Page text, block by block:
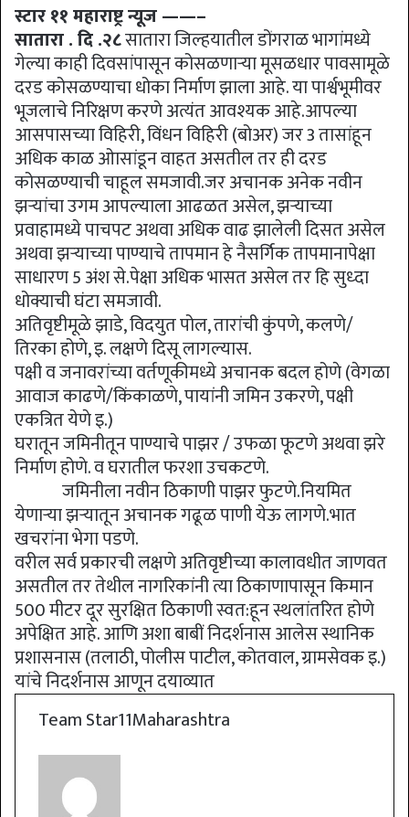
स्टार ११ महाराष्ट्र न्यूज ——–
सातारा . दि .२८सातारा जिल्हयातील डोंगराळ भागांमध्ये
गेल्या काही दिवसांपासून कोसळणाऱ्या मूसळधार पावसामूळे
दरड कोसळण्याचा धोका निर्माण झाला आहे. या पार्श्वभूमीवर
भूजलाचे निरिक्षण करणे अत्यंत आवश्यक आहे.आपल्या
आसपासच्या विहिरी, विंधन विहिरी (बोअर) जर 3 तासांहून
अधिक काळ ओासांडून वाहत असतील तर ही दरड
कोसळण्याची चाहूल समजावी.जर अचानक अनेक नवीन
झऱ्यांचा उगम आपल्याला आढळत असेल, झऱ्याच्या
प्रवाहामध्ये पाचपट अथवा अधिक वाढ झालेली दिसत असेल
अथवा झऱ्याच्या पाण्याचे तापमान हे नैसर्गिक तापमानापेक्षा
साधारण 5 अंश से.पेक्षा अधिक भासत असेल तर हि सुध्दा
धोक्याची घंटा समजावी.
अतिवृष्टीमूळे झाडे, विदयुत पोल, तारांची कुंपणे, कलणे/
तिरका होणे, इ. लक्षणे दिसू लागल्यास.
पक्षी व जनावरांच्या वर्तणूकीमध्ये अचानक बदल होणे (वेगळा
आवाज काढणे/किंकाळणे, पायांनी जमिन उकरणे, पक्षी
एकत्रित येणे इ.)
घरातून जमिनीतून पाण्याचे पाझर / उफळा फूटणे अथवा झरे
निर्माण होणे. व घरातील फरशा उचकटणे.
जमिनीला नवीन ठिकाणी पाझर फुटणे.नियमित
येणाऱ्या झऱ्यातून अचानक गढूळ पाणी येऊ लागणे.भात
खचरांना भेगा पडणे.
वरील सर्व प्रकारची लक्षणे अतिवृष्टीच्या कालावधीत जाणवत
असतील तर तेथील नागरिकांनी त्या ठिकाणापासून किमान
500 मीटर दूर सुरक्षित ठिकाणी स्वत:हून स्थलांतरित होणे
अपेक्षित आहे. आणि अशा बाबीं निदर्शनास आलेस स्थानिक
प्रशासनास (तलाठी, पोलीस पाटील, कोतवाल, ग्रामसेवक इ.)
यांचे निदर्शनास आणून दयाव्यात
Team Star11Maharashtra